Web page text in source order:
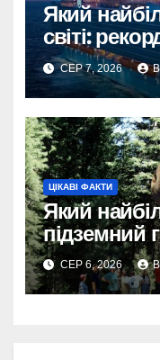
Який
світі:
СЕР 7, 2026
ЦІКАВІ ФАКТИ
Який
підземний
СЕР 6, 2026